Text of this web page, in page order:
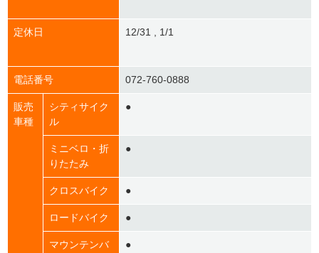
定休日 12/31 , 1/1
電話番号 072-760-0888
販売
車種
シティサイク
ル
●
ミニベロ・折
りたたみ
●
クロスバイク ●
ロードバイク ●
マウンテンバ
●